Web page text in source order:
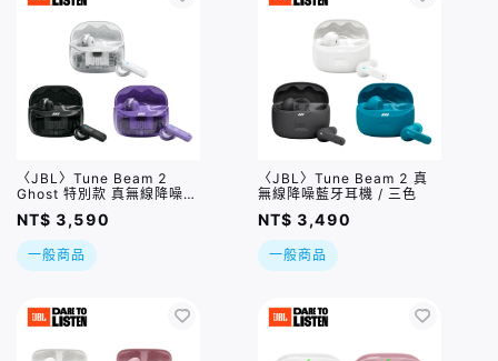
〈JBL〉Tune Beam 2
Ghost 特別款 真無線降噪藍
牙耳機 / 三色
NT$ 3,590
一般商品
〈JBL〉Tune Beam 2 真
無線降噪藍牙耳機 / 三色
NT$ 3,490
一般商品